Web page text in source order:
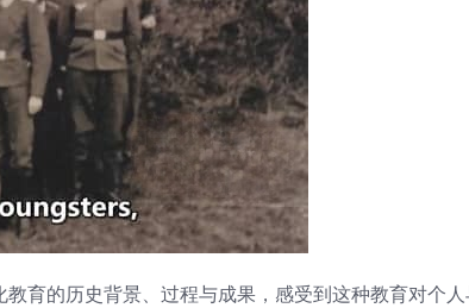
育的历史背景、过程与成果，感受到这种教育对个